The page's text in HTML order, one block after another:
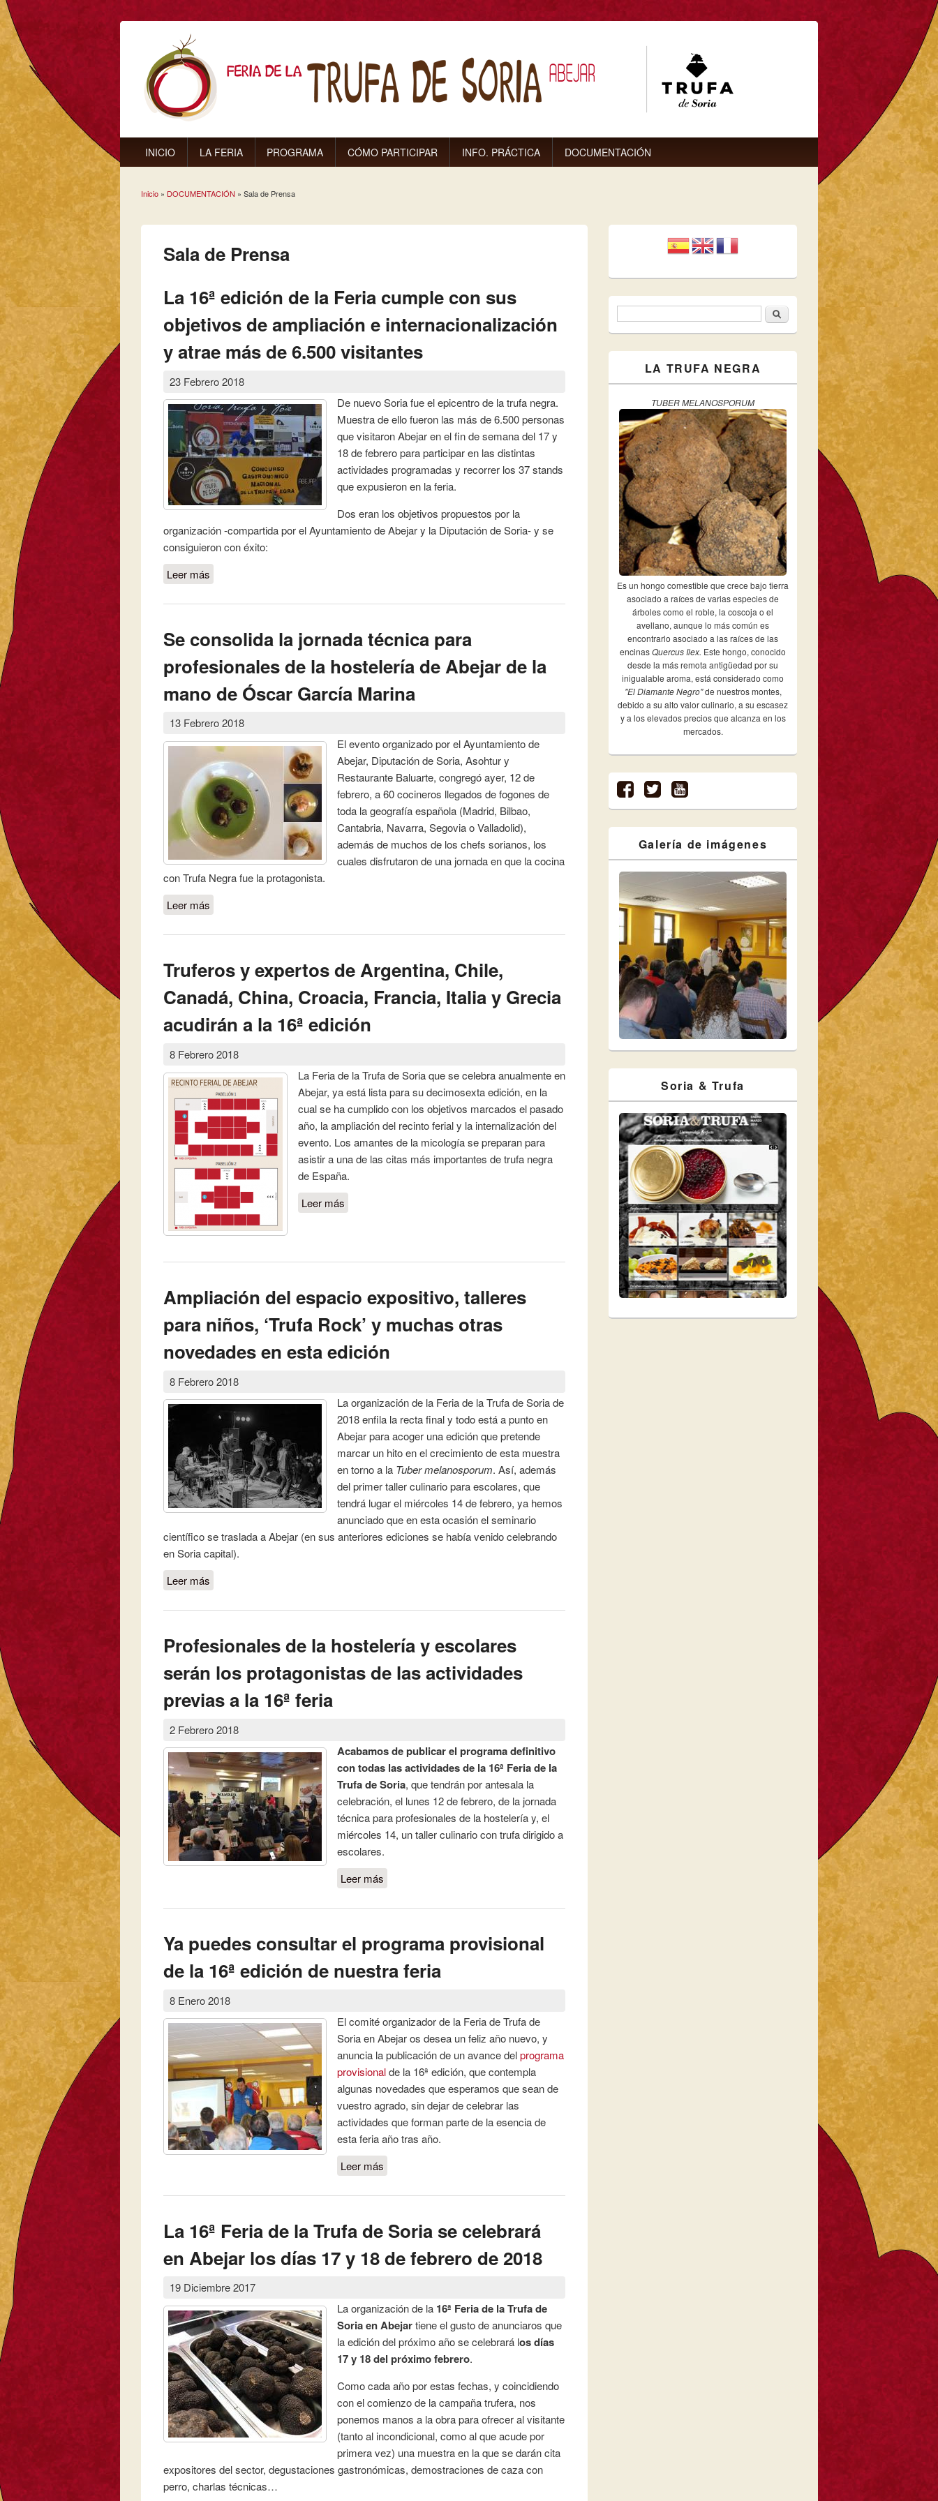
INICIO LA FERIA PROGRAMA CÓMO PARTICIPAR INFO. PRÁCTICA DOCUMENTACIÓN
Se encuentra usted aquí
Inicio » DOCUMENTACIÓN » Sala de Prensa
Sala de Prensa
La 16ª edición de la Feria cumple con sus
objetivos de ampliación e internacionalización
y atrae más de 6.500 visitantes
23 Febrero 2018
De nuevo Soria fue el epicentro de la trufa negra.
Muestra de ello fueron las más de 6.500 personas
que visitaron Abejar en el fin de semana del 17 y
18 de febrero para participar en las distintas
actividades programadas y recorrer los 37 stands
que expusieron en la feria.
Dos eran los objetivos propuestos por la
organización -compartida por el Ayuntamiento de Abejar y la Diputación de Soria- y se
consiguieron con éxito:
Leer más
Se consolida la jornada técnica para
profesionales de la hostelería de Abejar de la
mano de Óscar García Marina
13 Febrero 2018
El evento organizado por el Ayuntamiento de
Abejar, Diputación de Soria, Asohtur y
Restaurante Baluarte, congregó ayer, 12 de
febrero, a 60 cocineros llegados de fogones de
toda la geografía española (Madrid, Bilbao,
Cantabria, Navarra, Segovia o Valladolid),
además de muchos de los chefs sorianos, los
cuales disfrutaron de una jornada en que la cocina
con Trufa Negra fue la protagonista.
Leer más
Truferos y expertos de Argentina, Chile,
Canadá, China, Croacia, Francia, Italia y Grecia
acudirán a la 16ª edición
8 Febrero 2018
La Feria de la Trufa de Soria que se celebra anualmente en
Abejar, ya está lista para su decimosexta edición, en la
cual se ha cumplido con los objetivos marcados el pasado
año, la ampliación del recinto ferial y la internalización del
evento. Los amantes de la micología se preparan para
asistir a una de las citas más importantes de trufa negra
de España.
Leer más
Ampliación del espacio expositivo, talleres
para niños, ‘Trufa Rock’ y muchas otras
novedades en esta edición
8 Febrero 2018
La organización de la Feria de la Trufa de Soria de
2018 enfila la recta final y todo está a punto en
Abejar para acoger una edición que pretende
marcar un hito en el crecimiento de esta muestra
en torno a la Tuber melanosporum. Así, además
del primer taller culinario para escolares, que
tendrá lugar el miércoles 14 de febrero, ya hemos
anunciado que en esta ocasión el seminario
científico se traslada a Abejar (en sus anteriores ediciones se había venido celebrando
en Soria capital).
Leer más
Profesionales de la hostelería y escolares
serán los protagonistas de las actividades
previas a la 16ª feria
2 Febrero 2018
Acabamos de publicar el programa definitivo
con todas las actividades de la 16ª Feria de la
Trufa de Soria, que tendrán por antesala la
celebración, el lunes 12 de febrero, de la jornada
técnica para profesionales de la hostelería y, el
miércoles 14, un taller culinario con trufa dirigido a
escolares.
Leer más
actividades previas a la 16ª feria
Ya puedes consultar el programa provisional
de la 16ª edición de nuestra feria
8 Enero 2018
El comité organizador de la Feria de Trufa de
Soria en Abejar os desea un feliz año nuevo, y
anuncia la publicación de un avance delprograma
provisionalde la 16ª edición, que contempla
algunas novedades que esperamos que sean de
vuestro agrado, sin dejar de celebrar las
actividades que forman parte de la esencia de
esta feria año tras año.
Leer más
La 16ª Feria de la Trufa de Soria se celebrará
en Abejar los días 17 y 18 de febrero de 2018
19 Diciembre 2017
La organización de la 16ª Feria de la Trufa de
Soria en Abejartiene el gusto de anunciaros que
la edición del próximo año se celebrará los días
17 y 18 del próximo febrero.
Como cada año por estas fechas, y coincidiendo
con el comienzo de la campaña trufera, nos
ponemos manos a la obra para ofrecer al visitante
(tanto al incondicional, como al que acude por
primera vez) una muestra en la que se darán cita
expositores del sector, degustaciones gastronómicas, demostraciones de caza con
perro, charlas técnicas…
Formulario de búsqueda
Buscar
LA TRUFA NEGRA
TUBER MELANOSPORUM
Es un hongo comestible que crece bajo tierra
asociado a raíces de varias especies de
árboles como el roble, la coscoja o el
avellano, aunque lo más común es
encontrarlo asociado a las raíces de las
encinasQuercus Ilex. Este hongo, conocido
desde la más remota antigüedad por su
inigualable aroma, está considerado como
"El Diamante Negro"de nuestros montes,
debido a su alto valor culinario, a su escasez
y a los elevados precios que alcanza en los
mercados.
Galería de imágenes
Soria & Trufa